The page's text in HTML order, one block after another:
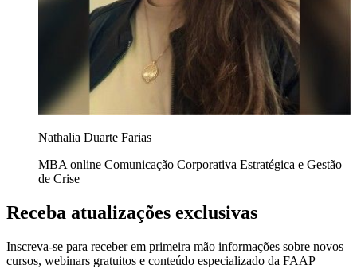
Nathalia Duarte Farias
MBA online Comunicação Corporativa Estratégica e Gestão
de Crise
Receba atualizações exclusivas
Inscreva-se para receber em primeira mão informações sobre novos
cursos, webinars gratuitos e conteúdo especializado da FAAP